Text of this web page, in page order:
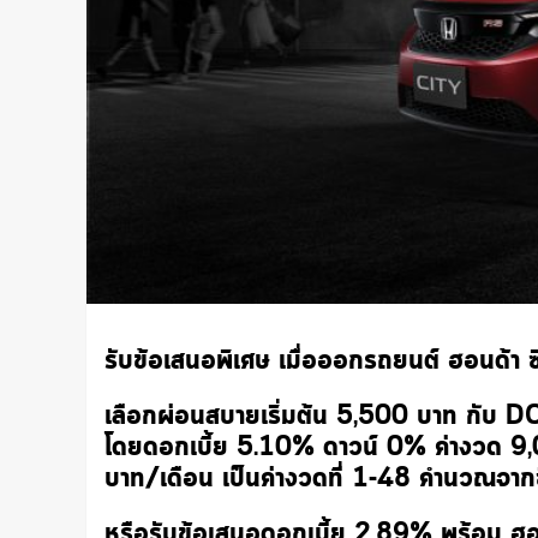
รับข้อเสนอพิเศษ เมื่อออกรถยนต์ ฮอนด้า
เลือกผ่อนสบายเริ่มต้น 5,500 บาท กับ
โดยดอกเบี้ย 5.10% ดาวน์ 0% ค่างวด
บาท/เดือน เป็นค่างวดที่ 1-48 คำนวณจา